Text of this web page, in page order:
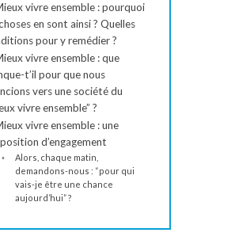
vivre ensemble : pourquoi
en sont ainsi ? Quelles
pour y remédier ?
vivre ensemble : que
t’il pour que nous
vers une société du
vivre ensemble” ?
vivre ensemble : une
d’engagement
Alors, chaque matin,
demandons-nous : “pour qui
vais-je être une chance
aujourd’hui” ?